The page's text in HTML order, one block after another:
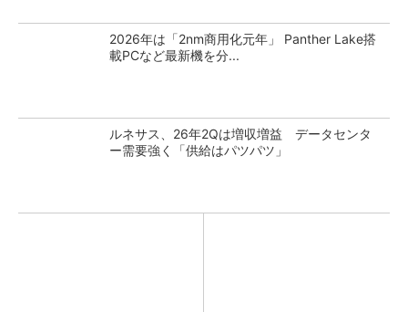
2026年は「2nm商用化元年」 Panther Lake搭
載PCなど最新機を分...
ルネサス、26年2Qは増収増益 データセンタ
ー需要強く「供給はパツパツ」